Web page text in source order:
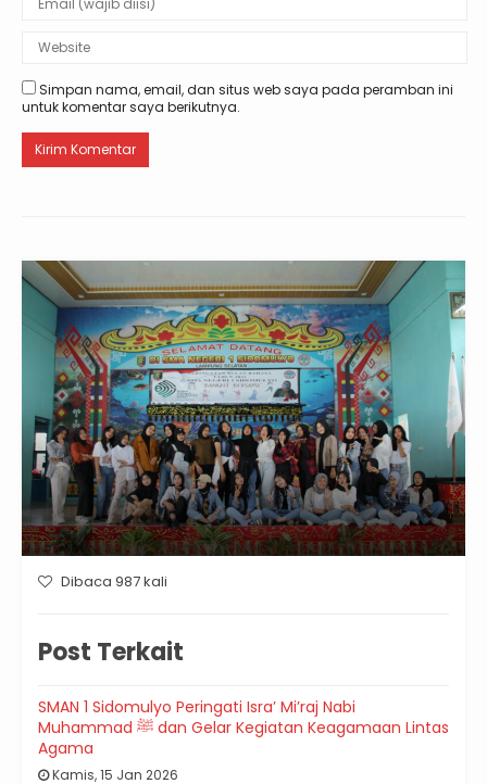
Simpan nama, email, dan situs web saya pada peramban ini
untuk komentar saya berikutnya.
Dibaca 987 kali
Post Terkait
SMAN 1 Sidomulyo Peringati Isra’ Mi’raj Nabi
Muhammad ﷺ dan Gelar Kegiatan Keagamaan Lintas
Agama
Kamis, 15 Jan 2026